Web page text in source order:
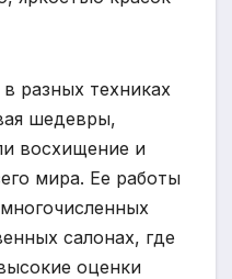
разных техниках
шедевры,
восхищение и
мира. Ее работы
салонах, где
оценки